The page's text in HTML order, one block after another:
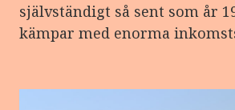
självständigt så sent som år
kämpar med enorma